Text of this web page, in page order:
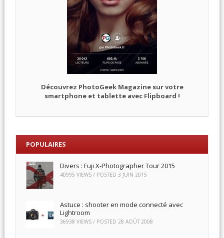
Découvrez PhotoGeek Magazine sur votre
smartphone et tablette avec Flipboard !
POPULAIRES
Divers : Fuji X-Photographer Tour 2015
40995 VIEWS / POSTED 3 JUIN 2015
Astuce : shooter en mode connecté avec
Lightroom
36938 VIEWS / POSTED 28 AOÛT 2008